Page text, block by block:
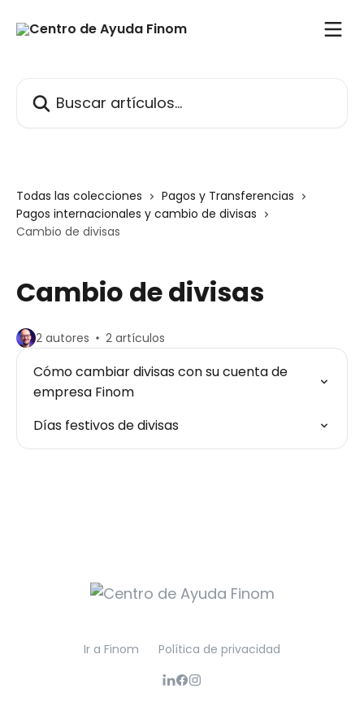
Todas las colecciones
Pagos y Transferencias
Pagos internacionales y cambio de divisas
Cambio de divisas
Cambio de divisas
2 autores 2 artículos
Cómo cambiar divisas con su cuenta de
empresa Finom
Días festivos de divisas
Ir a Finom Política de privacidad